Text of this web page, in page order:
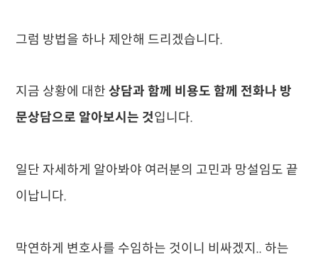
그럼 방법을 하나 제안해 드리겠습니다.
지금 상황에 대한상담과 함께 비용도 함께 전화나 방
문상담으로 알아보시는 것입니다.
일단 자세하게 알아봐야 여러분의 고민과 망설임도 끝
이납니다.
막연하게 변호사를 수임하는 것이니 비싸겠지.. 하는